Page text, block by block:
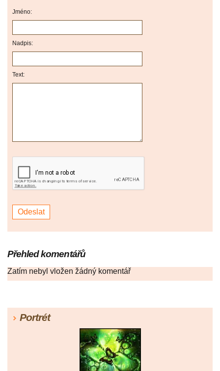
Jméno:
Nadpis:
Text:
Přehled komentářů
Zatím nebyl vložen žádný komentář
Portrét